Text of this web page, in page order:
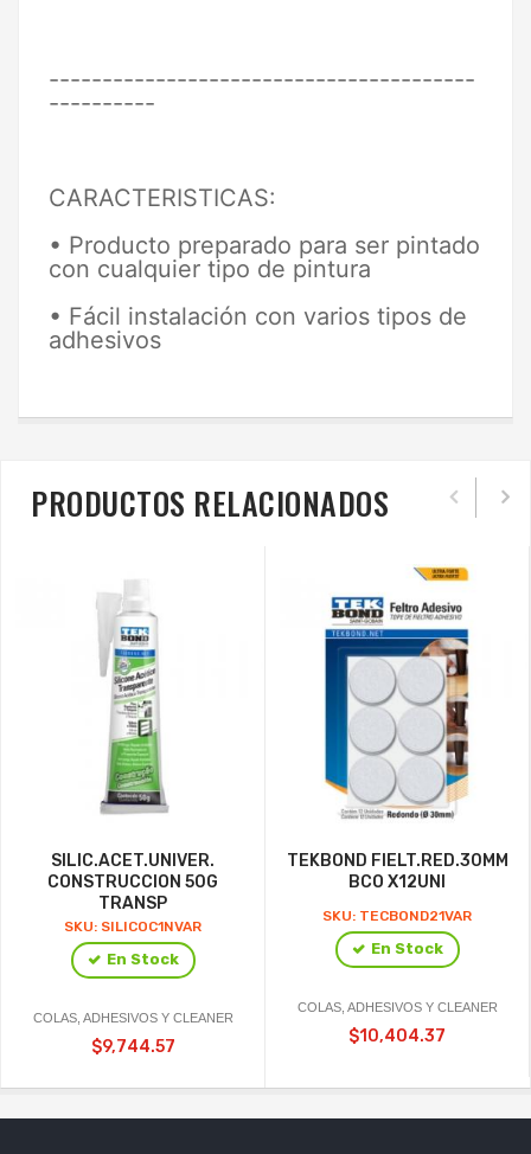
----------------------------------------
----------
CARACTERISTICAS:
• Producto preparado para ser pintado
con cualquier tipo de pintura
• Fácil instalación con varios tipos de
adhesivos
PRODUCTOS RELACIONADOS
SILIC.ACET.UNIVER.
CONSTRUCCION 50G
TRANSP
SKU: SILICOC1NVAR
En Stock
COLAS, ADHESIVOS Y CLEANER
$9,744.57
TEKBOND FIELT.RED.30MM
BCO X12UNI
SKU: TECBOND21VAR
En Stock
COLAS, ADHESIVOS Y CLEANER
$10,404.37